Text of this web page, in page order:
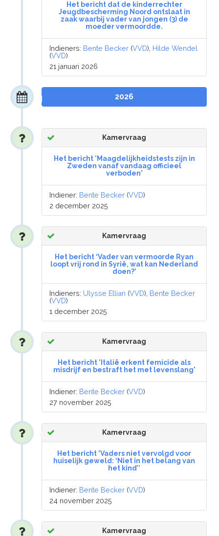
Het bericht dat de kinderrechter
Jeugdbescherming Noord ontslaat in
zaak waarbij vader van jongen (3) de
moeder vermoordde.
Indieners: Bente Becker (VVD), Hilde Wendel
(VVD)
21 januari 2026
2026
Kamervraag
Het bericht 'Maagdelijkheidstests zijn in
Zweden vanaf vandaag officieel
verboden'
Indiener: Bente Becker (VVD)
2 december 2025
Kamervraag
Het bericht ‘Vader van vermoorde Ryan
loopt vrij rond in Syrië, wat kan Nederland
doen?’
Indieners: Ulysse Ellian (VVD), Bente Becker
(VVD)
1 december 2025
Kamervraag
Het bericht 'Italië erkent femicide als
misdrijf en bestraft het met levenslang'
Indiener: Bente Becker (VVD)
27 november 2025
Kamervraag
Het bericht 'Vaders niet vervolgd voor
huiselijk geweld: ‘Niet in het belang van
het kind’'
Indiener: Bente Becker (VVD)
24 november 2025
Kamervraag